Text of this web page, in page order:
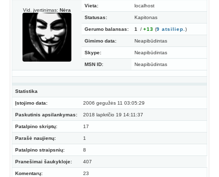
Vid. įvertinimas: Nėra
Vieta: localhost
Statusas: Kapitonas
Gerumo balansas: 1 / +13 (9 atsiliep. )
Gimimo data: Neapibūdintas
Skype: Neapibūdintas
MSN ID: Neapibūdintas
Statistika
Įstojimo data: 2006 gegužės 11 03:05:29
Paskutinis apsilankymas: 2018 lapkričio 19 14:11:37
Patalpino skriptų: 17
Parašė naujienų: 1
Patalpino straipsnių: 8
Pranešimai šaukykloje: 407
Komentarų: 23